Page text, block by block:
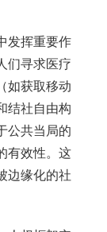
发挥重要作
们寻求医疗
如获取移动
结社自由构
公共当局的
有效性。这
边缘化的社